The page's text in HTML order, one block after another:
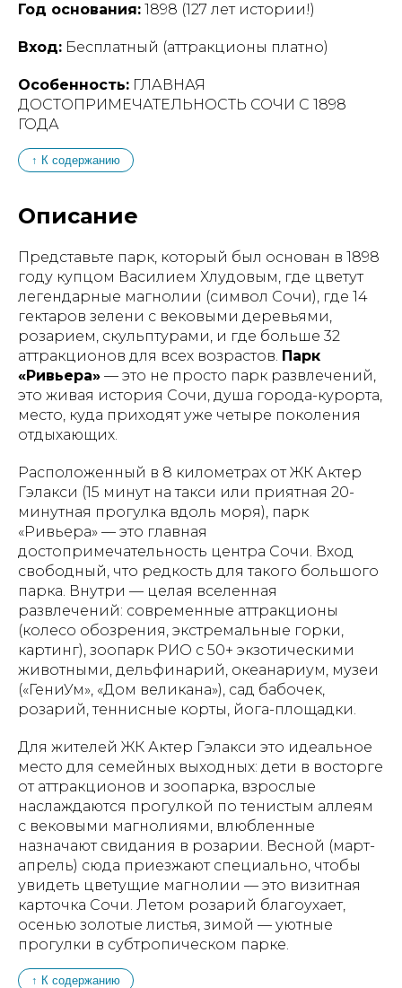
Год основания: 1898 (127 лет истории!)
Вход: Бесплатный (аттракционы платно)
Особенность: ГЛАВНАЯ
ДОСТОПРИМЕЧАТЕЛЬНОСТЬ СОЧИ С 1898
ГОДА
↑ К содержанию
Описание
Представьте парк, который был основан в 1898
году купцом Василием Хлудовым, где цветут
легендарные магнолии (символ Сочи), где 14
гектаров зелени с вековыми деревьями,
розарием, скульптурами, и где больше 32
аттракционов для всех возрастов. Парк
«Ривьера» — это не просто парк развлечений,
это живая история Сочи, душа города-курорта,
место, куда приходят уже четыре поколения
отдыхающих.
Расположенный в 8 километрах от ЖК Актер
Гэлакси (15 минут на такси или приятная 20-
минутная прогулка вдоль моря), парк
«Ривьера» — это главная
достопримечательность центра Сочи. Вход
свободный, что редкость для такого большого
парка. Внутри — целая вселенная
развлечений: современные аттракционы
(колесо обозрения, экстремальные горки,
картинг), зоопарк РИО с 50+ экзотическими
животными, дельфинарий, океанариум, музеи
(«ГениУм», «Дом великана»), сад бабочек,
розарий, теннисные корты, йога-площадки.
Для жителей ЖК Актер Гэлакси это идеальное
место для семейных выходных: дети в восторге
от аттракционов и зоопарка, взрослые
наслаждаются прогулкой по тенистым аллеям
с вековыми магнолиями, влюбленные
назначают свидания в розарии. Весной (март-
апрель) сюда приезжают специально, чтобы
увидеть цветущие магнолии — это визитная
карточка Сочи. Летом розарий благоухает,
осенью золотые листья, зимой — уютные
прогулки в субтропическом парке.
↑ К содержанию